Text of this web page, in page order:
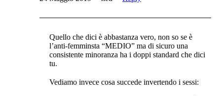
Quello che dici è abbastanza vero, non so se è
l’anti-femminsta “MEDIO” ma di sicuro una
consistente minoranza ha i doppi standard che dici
tu.
Vediamo invece cosa succede invertendo i sessi: